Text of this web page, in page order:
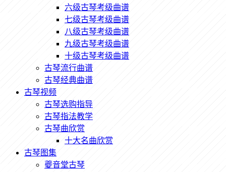
六级古琴考级曲谱
七级古琴考级曲谱
八级古琴考级曲谱
九级古琴考级曲谱
十级古琴考级曲谱
古琴流行曲谱
古琴经典曲谱
古琴视频
古琴选购指导
古琴指法教学
古琴曲欣赏
十大名曲欣赏
古琴图集
夔音堂古琴